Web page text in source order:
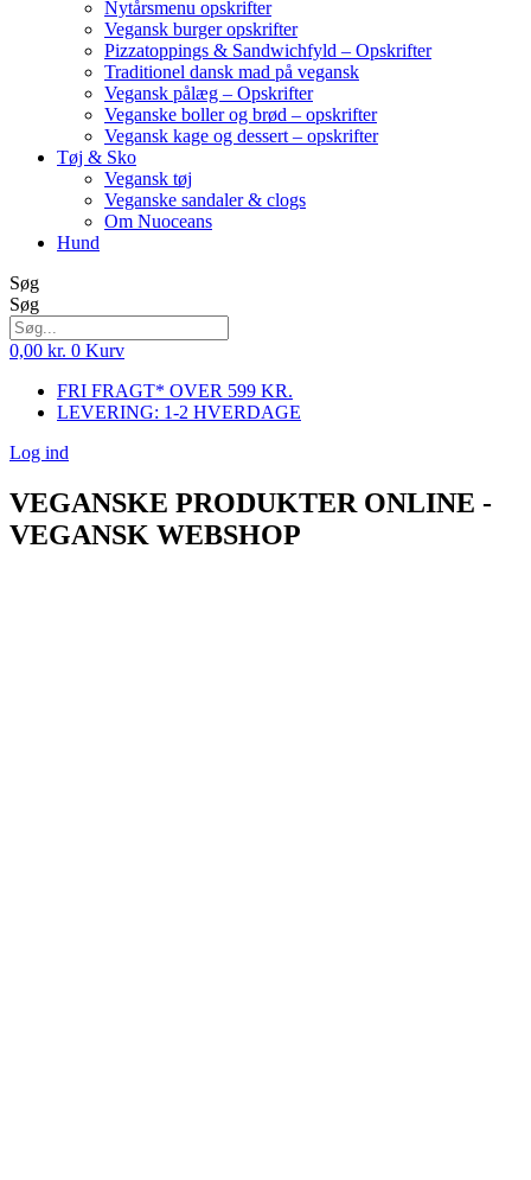
Nytårsmenu opskrifter
Vegansk burger opskrifter
Pizzatoppings & Sandwichfyld – Opskrifter
Traditionel dansk mad på vegansk
Vegansk pålæg – Opskrifter
Veganske boller og brød – opskrifter
Vegansk kage og dessert – opskrifter
Tøj & Sko
Vegansk tøj
Veganske sandaler & clogs
Om Nuoceans
Hund
Søg
Søg
0,00 kr. 0 Kurv
FRI FRAGT* OVER 599 KR.
LEVERING: 1-2 HVERDAGE
Log ind
VEGANSKE PRODUKTER ONLINE -
VEGANSK WEBSHOP